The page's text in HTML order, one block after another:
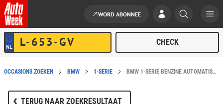
Ga naar de inhoud
WORD ABONNEE
OCCASIONS ZOEKEN BMW 1-SERIE BMW 1-SERIE BENZINE AUTOMATISCH IN BEESD KOPEN?
TERUG NAAR ZOEKRESULTAAT